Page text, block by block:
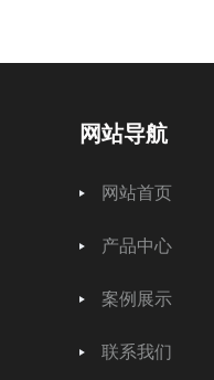
网站导航
网站首页
产品中心
案例展示
联系我们